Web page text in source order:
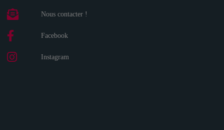
Nous contacter !
Facebook
Instagram